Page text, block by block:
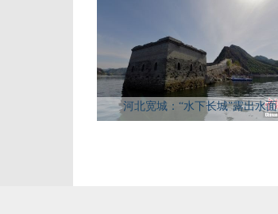
河北宽城：“水下长城”露出水面